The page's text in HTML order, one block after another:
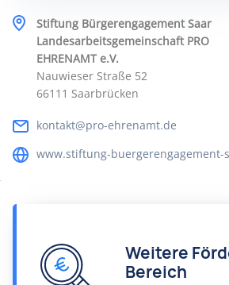
Stiftung Bürgerengagement Saar
Landesarbeitsgemeinschaft PRO
EHRENAMT e.V.
Nauwieser Straße 52
66111 Saarbrücken
kontakt@pro-ehrenamt.de
www.stiftung-buergerengagement-
Weitere
Bereich